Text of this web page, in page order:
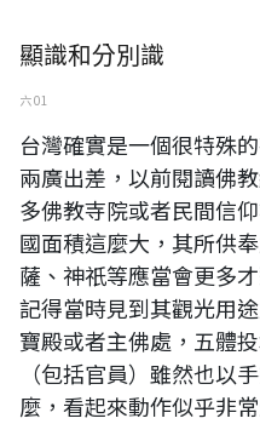
顯識和分別識
六 01
台灣確實是一個很特殊
兩廣出差，以前閱讀佛
多佛教寺院或者民間信
國面積這麼大，其所供
薩、神祇等應當會更多
記得當時見到其觀光用
寶殿或者主佛處，五體
（包括官員）雖然也以
麼，看起來動作似乎非